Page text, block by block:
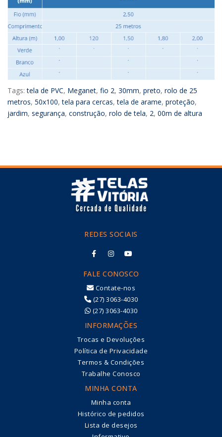
Tags:tela de PVC, Meganet, fio 2, 30mm, preto, rolo de 25
metros, 50x100,tela para cercas,tela de arame, proteção,
jardim, segurança, construção, rolo de tela, 2, 00m de altura
REDES SOCIAIS
FALE CONOSCO
Contate-nos
(27) 3063-4030
(27) 3063-4030
INFORMAÇÕES
Trocas e Devoluções
Política de Privacidade
Termos & Condições
Trabalhe Conosco
MINHA CONTA
Minha conta
Histórico de pedidos
Lista de desejos